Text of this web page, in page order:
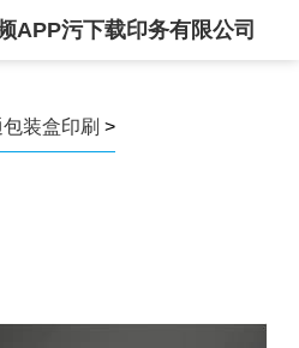
APP污下载印务有限公司
装盒印刷 >